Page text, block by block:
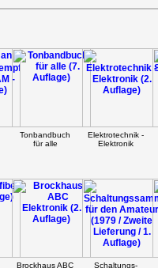
Tonbandbuch
für alle
Elektrotechnik -
Elektronik
Brockhaus ABC
Schaltungs-